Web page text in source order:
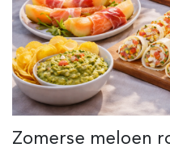
Zomerse meloen